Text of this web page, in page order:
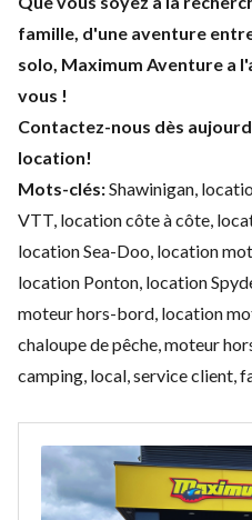
famille, d'une aventure
solo, Maximum Aventure a
vous !
Contactez-nous dès
location!
Mots-clés:Shawinigan,
VTT, location côte à côte,
location Sea-Doo, location
location Ponton, location
moteur hors-bord, location
chaloupe de pêche, moteur
camping, local, service client,